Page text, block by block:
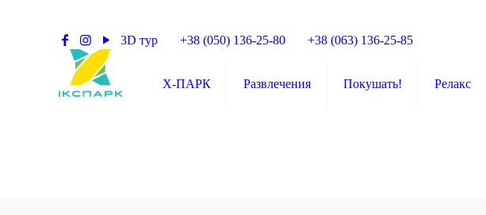
3D тур +38 (050) 136-25-80 +38 (063) 136-25-85
X-ПАРК Развлечения Покушать! Релакс